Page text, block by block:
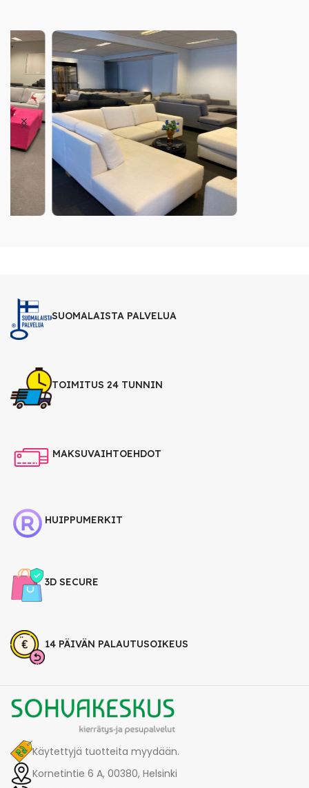
SUOMALAISTA PALVELUA
TOIMITUS 24 TUNNIN
MAKSUVAIHTOEHDOT
HUIPPUMERKIT
3D SECURE
14 PÄIVÄN PALAUTUSOIKEUS
Käytettyjä tuotteita myydään.
Kornetintie 6 A, 00380, Helsinki